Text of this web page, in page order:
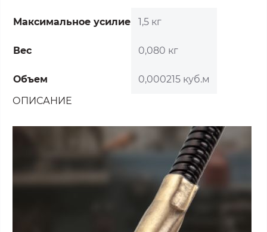
Максимальное усилие 1,5 кг
Вес 0,080 кг
Объем
0,000215 куб.м
ОПИСАНИЕ